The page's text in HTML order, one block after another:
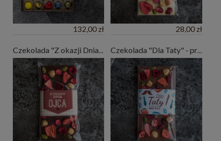
132,00 zł 28,00 zł
Czekolada "Z okazji Dnia Ojca" Czekolada "Dla Taty" - prezent na Dzień Ojca